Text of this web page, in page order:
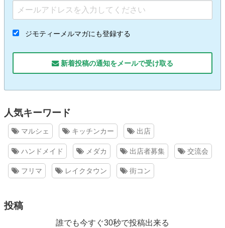
ジモティーメルマガにも登録する
新着投稿の通知をメールで受け取る
人気キーワード
マルシェ キッチンカー 出店
ハンドメイド メダカ 出店者募集 交流会
フリマ レイクタウン 街コン
投稿
誰でも今すぐ30秒で投稿出来る